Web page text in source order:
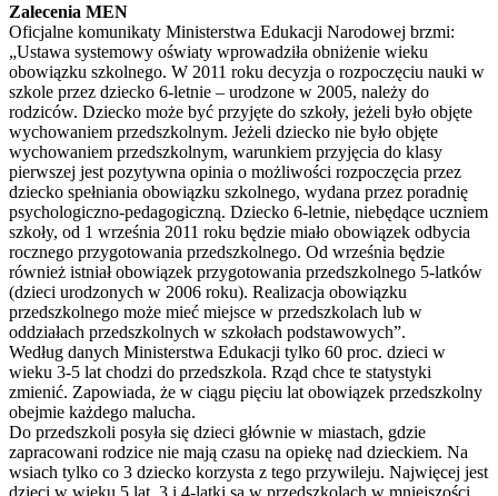
Zalecenia MEN
Oficjalne komunikaty Ministerstwa Edukacji Narodowej brzmi:
„Ustawa systemowy oświaty wprowadziła obniżenie wieku
obowiązku szkolnego. W 2011 roku decyzja o rozpoczęciu nauki w
szkole przez dziecko 6-letnie – urodzone w 2005, należy do
rodziców. Dziecko może być przyjęte do szkoły, jeżeli było objęte
wychowaniem przedszkolnym. Jeżeli dziecko nie było objęte
wychowaniem przedszkolnym, warunkiem przyjęcia do klasy
pierwszej jest pozytywna opinia o możliwości rozpoczęcia przez
dziecko spełniania obowiązku szkolnego, wydana przez poradnię
psychologiczno-pedagogiczną. Dziecko 6-letnie, niebędące uczniem
szkoły, od 1 września 2011 roku będzie miało obowiązek odbycia
rocznego przygotowania przedszkolnego. Od września będzie
również istniał obowiązek przygotowania przedszkolnego 5-latków
(dzieci urodzonych w 2006 roku). Realizacja obowiązku
przedszkolnego może mieć miejsce w przedszkolach lub w
oddziałach przedszkolnych w szkołach podstawowych”.
Według danych Ministerstwa Edukacji tylko 60 proc. dzieci w
wieku 3-5 lat chodzi do przedszkola. Rząd chce te statystyki
zmienić. Zapowiada, że w ciągu pięciu lat obowiązek przedszkolny
obejmie każdego malucha.
Do przedszkoli posyła się dzieci głównie w miastach, gdzie
zapracowani rodzice nie mają czasu na opiekę nad dzieckiem. Na
wsiach tylko co 3 dziecko korzysta z tego przywileju. Najwięcej jest
dzieci w wieku 5 lat, 3 i 4-latki są w przedszkolach w mniejszości.